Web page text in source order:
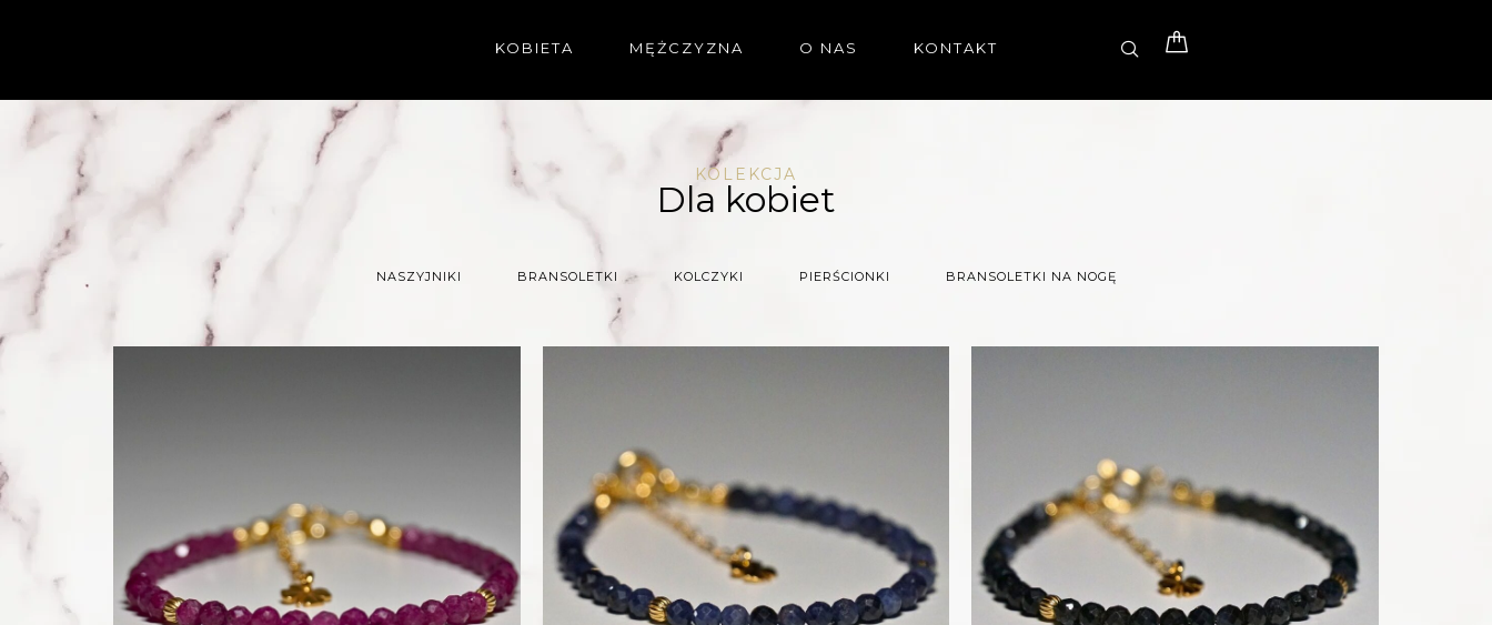
treści
KOBIETA MĘŻCZYZNA O NAS KONTAKT
KOLEKCJA
Dla kobiet
NASZYJNIKI BRANSOLETKI KOLCZYKI PIERŚCIONKI BRANSOLETKI NA NOGĘ